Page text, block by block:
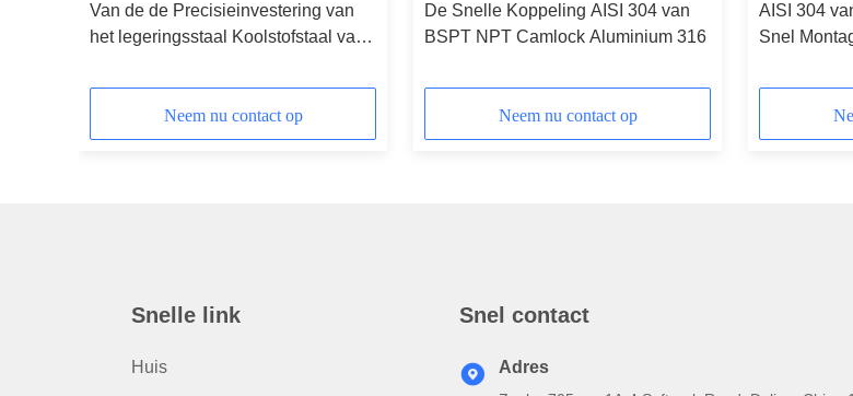
Van de de Precisieinvestering van
het legeringsstaal Koolstofstaal van
Gietende
Neem nu contact op
De Snelle Koppeling AISI 304 van
BSPT NPT Camlock Aluminium 316
Neem nu contact op
AISI 304
Snel
Snelle link
Huis
Snel contact
Adres